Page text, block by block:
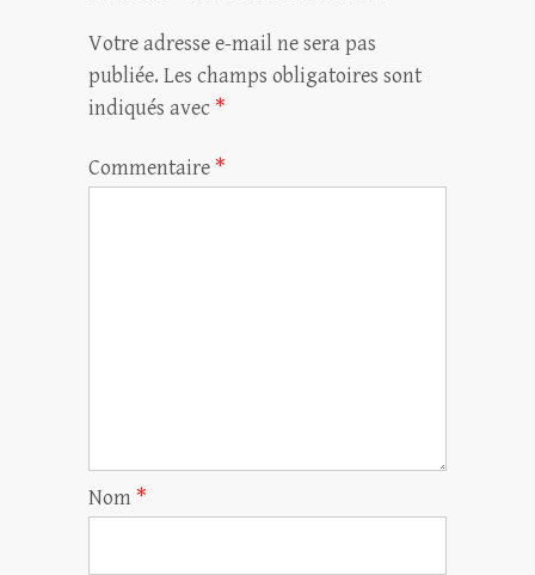
Votre adresse e-mail ne sera pas
publiée. Les champs obligatoires sont
indiqués avec *
Commentaire *
Nom *